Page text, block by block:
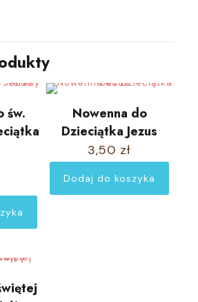
św.
Nowenna do
Dzieciątka Jezus
3,50 zł
Dodaj do koszyka